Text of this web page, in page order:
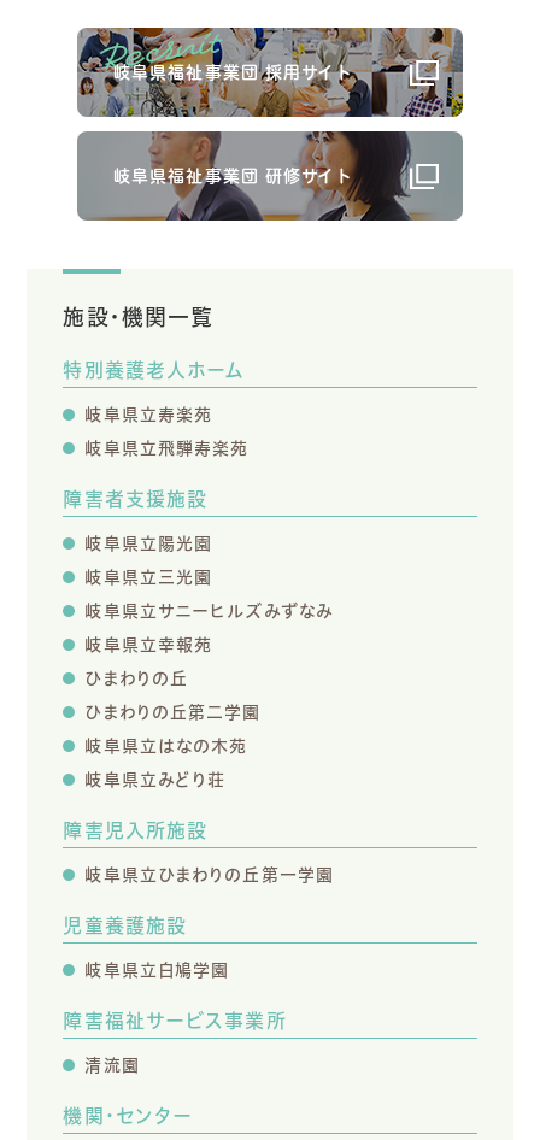
岐阜県福祉事業団 採用サイト
岐阜県福祉事業団 研修サイト
施設・機関一覧
特別養護老人ホーム
岐阜県立寿楽苑
岐阜県立飛騨寿楽苑
障害者支援施設
岐阜県立陽光園
岐阜県立三光園
岐阜県立サニーヒルズみずなみ
岐阜県立幸報苑
ひまわりの丘
ひまわりの丘第二学園
岐阜県立はなの木苑
岐阜県立みどり荘
障害児入所施設
岐阜県立ひまわりの丘第一学園
児童養護施設
岐阜県立白鳩学園
障害福祉サービス事業所
清流園
機関・センター